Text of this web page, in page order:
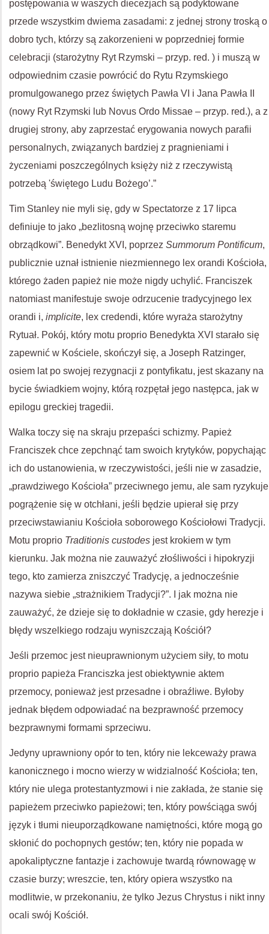
postępowania w waszych diecezjach są podyktowane
przede wszystkim dwiema zasadami: z jednej strony troską o
dobro tych, którzy są zakorzenieni w poprzedniej formie
celebracji (starożytny Ryt Rzymski – przyp. red. ) i muszą w
odpowiednim czasie powrócić do Rytu Rzymskiego
promulgowanego przez świętych Pawła VI i Jana Pawła II
(nowy Ryt Rzymski lub Novus Ordo Missae – przyp. red.), a z
drugiej strony, aby zaprzestać erygowania nowych parafii
personalnych, związanych bardziej z pragnieniami i
życzeniami poszczególnych księży niż z rzeczywistą
potrzebą 'świętego Ludu Bożego’.”
Tim Stanley nie myli się, gdy w Spectatorze z 17 lipca
definiuje to jako „bezlitosną wojnę przeciwko staremu
obrządkowi”. Benedykt XVI, poprzez Summorum Pontificum,
publicznie uznał istnienie niezmiennego lex orandi Kościoła,
którego żaden papież nie może nigdy uchylić. Franciszek
natomiast manifestuje swoje odrzucenie tradycyjnego lex
orandi i, implicite, lex credendi, które wyraża starożytny
Rytuał. Pokój, który motu proprio Benedykta XVI starało się
zapewnić w Kościele, skończył się, a Joseph Ratzinger,
osiem lat po swojej rezygnacji z pontyfikatu, jest skazany na
bycie świadkiem wojny, którą rozpętał jego następca, jak w
epilogu greckiej tragedii.
Walka toczy się na skraju przepaści schizmy. Papież
Franciszek chce zepchnąć tam swoich krytyków, popychając
ich do ustanowienia, w rzeczywistości, jeśli nie w zasadzie,
„prawdziwego Kościoła” przeciwnego jemu, ale sam ryzykuje
pogrążenie się w otchłani, jeśli będzie upierał się przy
przeciwstawianiu Kościoła soborowego Kościołowi Tradycji.
Motu proprio Traditionis custodes jest krokiem w tym
kierunku. Jak można nie zauważyć złośliwości i hipokryzji
tego, kto zamierza zniszczyć Tradycję, a jednocześnie
nazywa siebie „strażnikiem Tradycji?”. I jak można nie
zauważyć, że dzieje się to dokładnie w czasie, gdy herezje i
błędy wszelkiego rodzaju wyniszczają Kościół?
Jeśli przemoc jest nieuprawnionym użyciem siły, to motu
proprio papieża Franciszka jest obiektywnie aktem
przemocy, ponieważ jest przesadne i obraźliwe. Byłoby
jednak błędem odpowiadać na bezprawność przemocy
bezprawnymi formami sprzeciwu.
Jedyny uprawniony opór to ten, który nie lekceważy prawa
kanonicznego i mocno wierzy w widzialność Kościoła; ten,
który nie ulega protestantyzmowi i nie zakłada, że stanie się
papieżem przeciwko papieżowi; ten, który powściąga swój
język i tłumi nieuporządkowane namiętności, które mogą go
skłonić do pochopnych gestów; ten, który nie popada w
apokaliptyczne fantazje i zachowuje twardą równowagę w
czasie burzy; wreszcie, ten, który opiera wszystko na
modlitwie, w przekonaniu, że tylko Jezus Chrystus i nikt inny
ocali swój Kościół.